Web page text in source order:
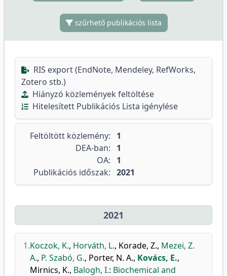
szűrhető publikációs lista
RIS export (EndNote, Mendeley, RefWorks,
Zotero stb.)
Hiányzó közlemények feltöltése
Hitelesített Publikációs Lista igénylése
Feltöltött közlemény:
1
DEA-ban:
1
OA:
1
Publikációs időszak: 2021
2021
1.Koczok, K., Horváth, L., Korade, Z., Mezei, Z.
A., P. Szabó, G., Porter, N. A., Kovács, E.,
Mirnics, K., Balogh, I.: Biochemical and